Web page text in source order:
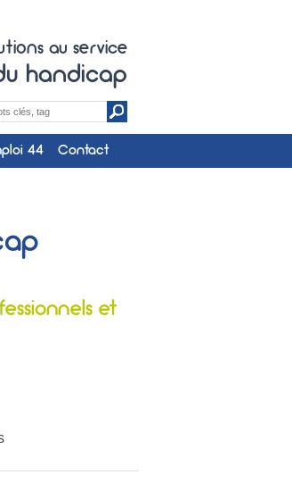
au service
handicap
Search
44 Contact
et